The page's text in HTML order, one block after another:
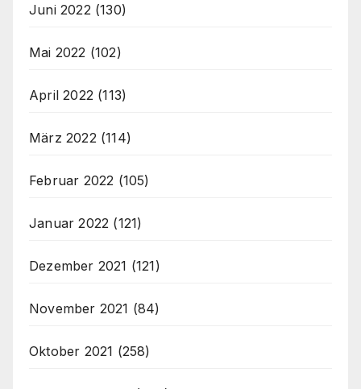
Juni 2022 (130)
Mai 2022 (102)
April 2022 (113)
März 2022 (114)
Februar 2022 (105)
Januar 2022 (121)
Dezember 2021 (121)
November 2021 (84)
Oktober 2021 (258)